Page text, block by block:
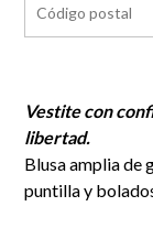
Vestite con
libertad.
Blusa amplia de
puntilla y